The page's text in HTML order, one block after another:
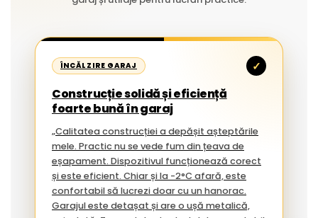
ÎNCĂLZIRE GARAJ ✓
Construcție solidă și eficiență
foarte bună în garaj
„Calitatea construcției a depășit așteptările
mele. Practic nu se vede fum din țeava de
eșapament. Dispozitivul funcționează corect
și este eficient. Chiar și la -2°C afară, este
confortabil să lucrezi doar cu un hanorac.
Garajul este detașat și are o ușă metalică,